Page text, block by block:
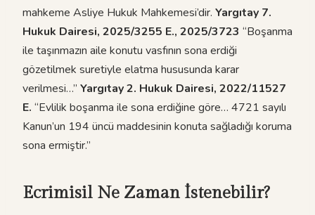
mahkeme Asliye Hukuk Mahkemesi’dir. Yargıtay 7.
Hukuk Dairesi, 2025/3255 E., 2025/3723 “Boşanma
ile taşınmazın aile konutu vasfının sona erdiği
gözetilmek suretiyle elatma hususunda karar
verilmesi…” Yargıtay 2. Hukuk Dairesi, 2022/11527
E. “Evlilik boşanma ile sona erdiğine göre… 4721 sayılı
Kanun’un 194 üncü maddesinin konuta sağladığı koruma
sona ermiştir.”
Ecrimisil Ne Zaman İstenebilir?